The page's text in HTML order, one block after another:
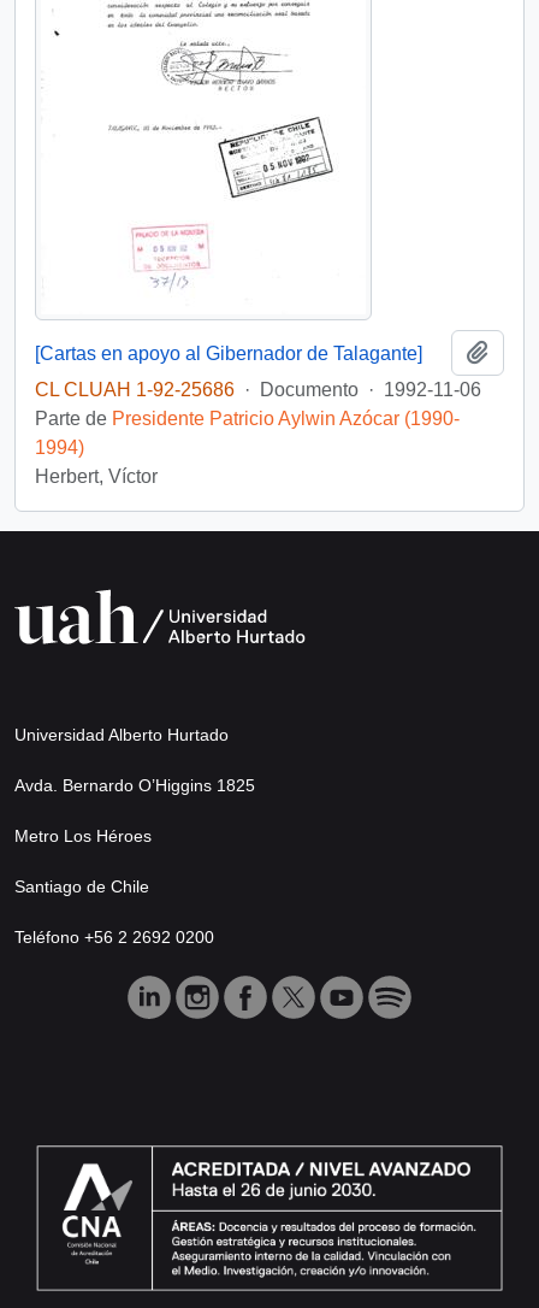
[Cartas en apoyo al Gibernador de Talagante]
CL CLUAH 1-92-25686 · Documento · 1992-11-06
Parte de Presidente Patricio Aylwin Azócar (1990-
1994)
Herbert, Víctor
Universidad Alberto Hurtado
Avda. Bernardo O’Higgins 1825
Metro Los Héroes
Santiago de Chile
Teléfono +56 2 2692 0200